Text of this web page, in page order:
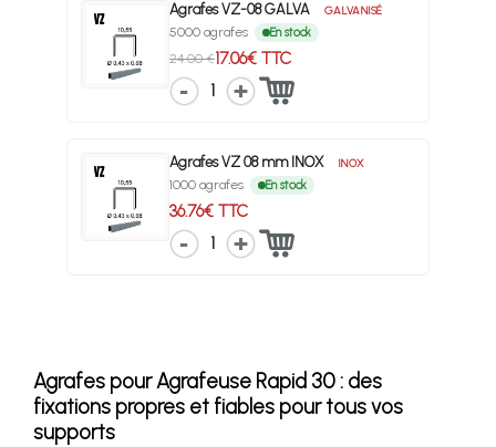
Agrafes VZ-08 GALVA GALVANISÉ
5000 agrafes En stock
24.00 €17.06€ TTC
1
Agrafes VZ 08 mm INOX INOX
1000 agrafes En stock
36.76€ TTC
1
Agrafes pour Agrafeuse Rapid 30 : des
fixations propres et fiables pour tous vos
supports